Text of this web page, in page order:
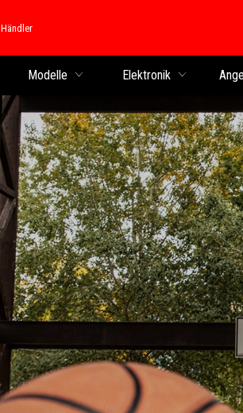
Händler
Händler
Modelle Elektronik